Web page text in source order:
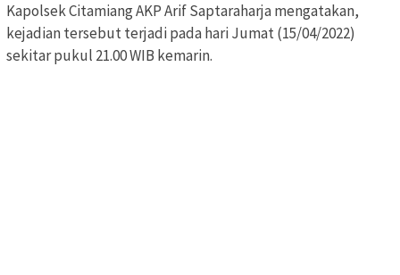
Kapolsek Citamiang AKP Arif Saptaraharja mengatakan,
kejadian tersebut terjadi pada hari Jumat (15/04/2022)
sekitar pukul 21.00 WIB kemarin.